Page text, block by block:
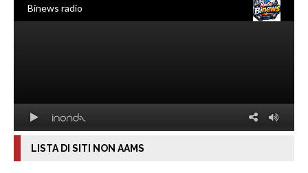
LISTA DI SITI NON AAMS